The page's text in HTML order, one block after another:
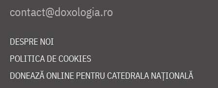
DESPRE NOI
POLITICA DE COOKIES
DONEAZĂ ONLINE PENTRU CATEDRALA NAȚIONALĂ